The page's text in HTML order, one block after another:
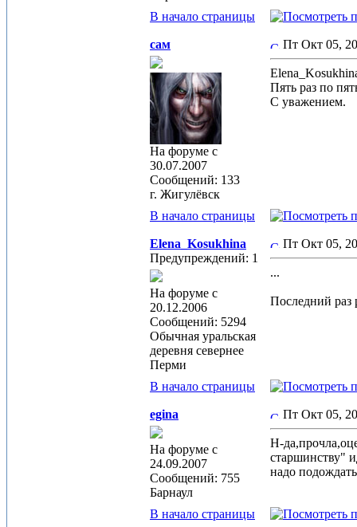
В начало страницы
сам
На форуме с
30.07.2007
Сообщений: 133
г. Жигулёвск
Пт Окт 05,
Пять раз по
С уважением.
В начало страницы
Elena_Kosukhina
Предупреждений: 1
На форуме с
20.12.2006
Сообщений: 5294
Обычная уральская
деревня севернее
Перми
Пт Окт 05,
...
Последний раз
В начало страницы
egina
На форуме с
24.09.2007
Сообщений: 755
Барнаул
Пт Окт 05,
Н-
старшинству"
надо
В начало страницы